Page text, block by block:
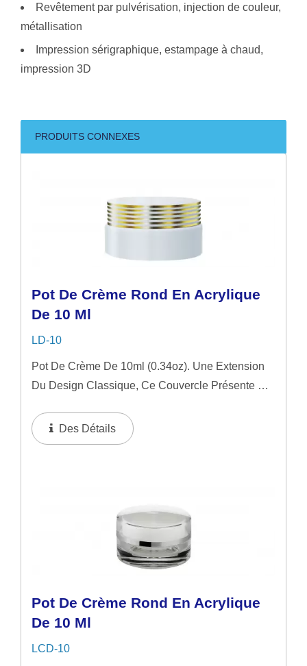
Revêtement par pulvérisation, injection de couleur,
métallisation
Impression sérigraphique, estampage à chaud,
impression 3D
PRODUITS CONNEXES
Pot De Crème Rond En Acrylique
De 10 Ml
LD-10
Pot De Crème De 10ml (0.34oz). Une Extension
Du Design Classique, Ce Couvercle Présente Un
Aluminium, Rehaussant Son Attrait Visuel Avec
Un Éclat Doré Ou Argenté...
Des Détails
Pot De Crème Rond En Acrylique
De 10 Ml
LCD-10